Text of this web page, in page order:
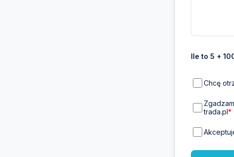
Ile to 5 +
Chcę
trada.pl*